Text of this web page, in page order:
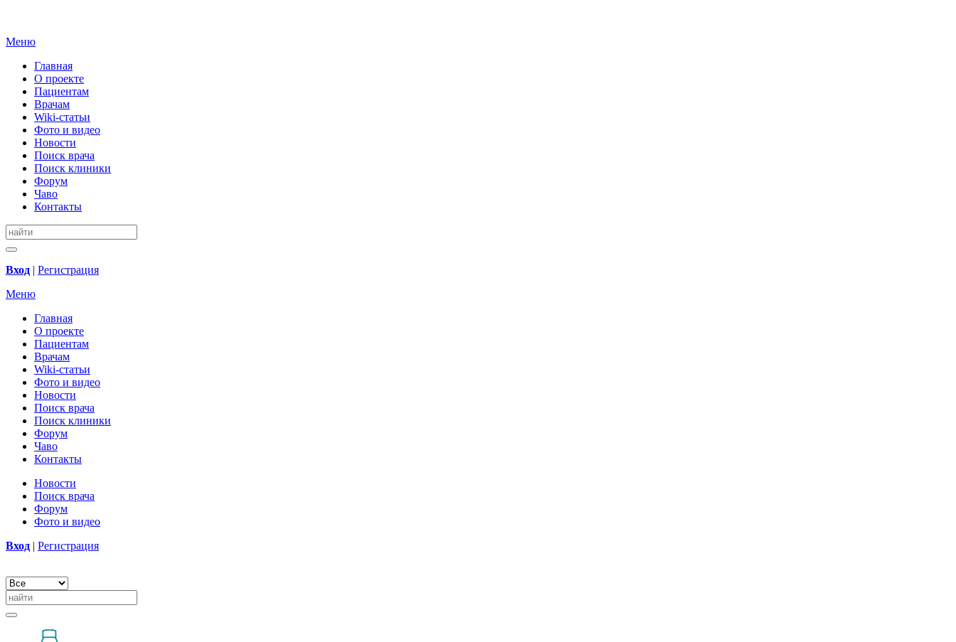
Меню
Главная
О проекте
Пациентам
Врачам
Wiki-статьи
Фото и видео
Новости
Поиск врача
Поиск клиники
Форум
Чаво
Контакты
Вход | Регистрация
Меню
Главная
О проекте
Пациентам
Врачам
Wiki-статьи
Фото и видео
Новости
Поиск врача
Поиск клиники
Форум
Чаво
Контакты
Новости
Поиск врача
Форум
Фото и видео
Вход | Регистрация